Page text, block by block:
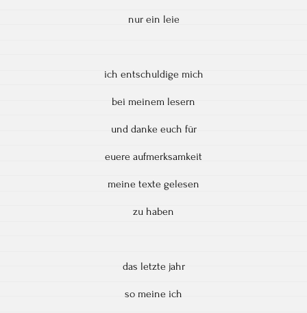
nur ein leie
ich entschuldige mich
bei meinem lesern
und danke euch für
euere aufmerksamkeit
meine texte gelesen
zu haben
das letzte jahr
so meine ich